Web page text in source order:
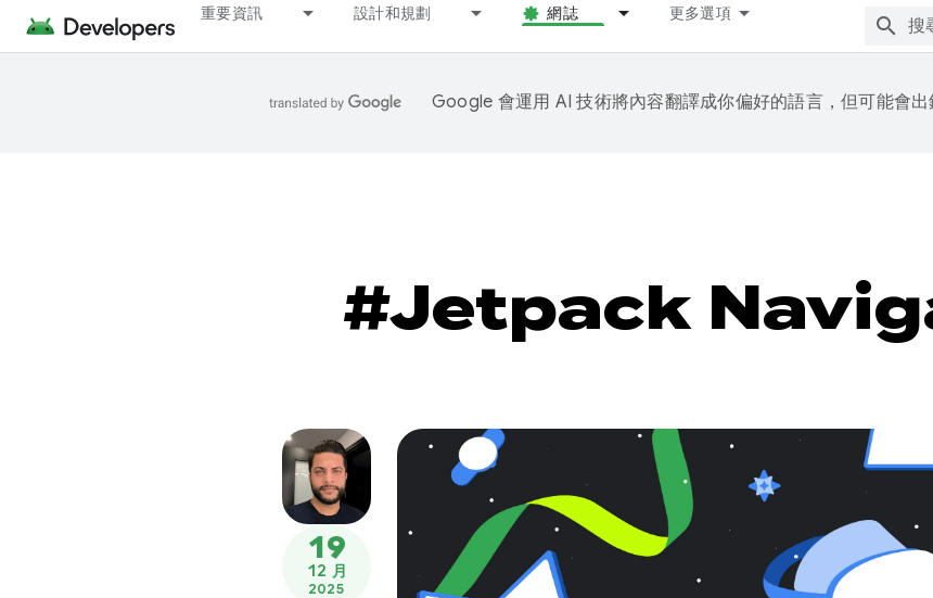
重要資訊 設計和規劃 網誌 更多選項
Google 會運用 AI 技術將內容翻譯成你偏好的語言，但可能會出
#Jetpack
19
12 月
2025